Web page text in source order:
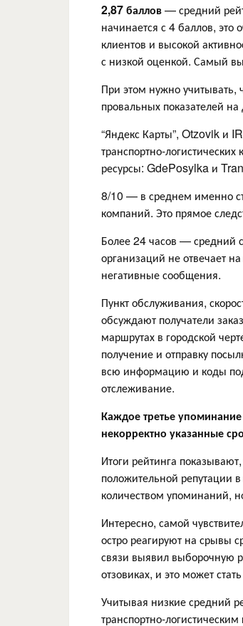
2,87 баллов— средний
начинается с 4 баллов, это
клиентов и высокой
с низкой оценкой. Самый
При этом нужно учитывать,
провальных показателей на
“Яндекс Карты”, Otzovik и
транспортно-
ресурсы: GdePosylka и
8/10 — в среднем именно
компаний. Это прямое
Более 24 часов — средний
организаций не отвечает
негативные сообщения.
Пункт обслуживания,
обсуждают получатели
маршрутах в городской
получение и отправку
всю информацию и коды
отслеживание.
Каждое третье
некорректно указанные
Итоги рейтинга
положительной репутации
количеством упоминаний,
Интересно, самой
остро реагируют на срывы
связи выявил выборочную
отзовиках, и это может
Учитывая низкие средний
транспортно-